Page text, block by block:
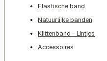
Elastische band
Natuurlijke banden
Klittenband - Lintjes
Accessoires